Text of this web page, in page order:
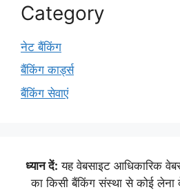
Category
नेट बैंकिंग
बैंकिंग कार्ड्स
बैंकिंग सेवाएं
ध्यान दें: यह वेबसाइट आधिकारिक
का किसी बैंकिंग संस्था से कोई लेना